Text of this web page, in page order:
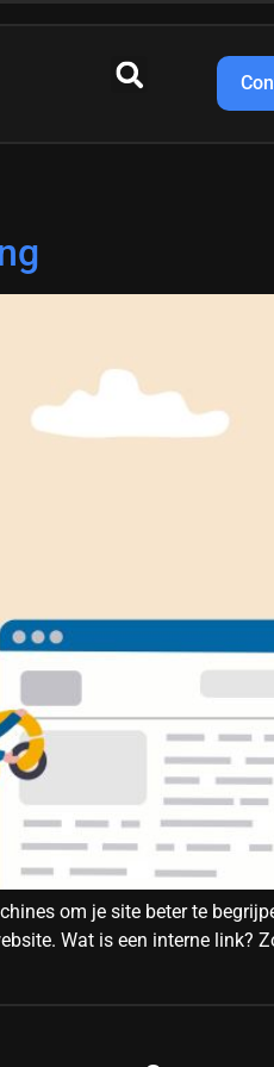
om je site beter te
Wat is een interne link?